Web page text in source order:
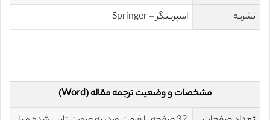
نشریه اسپرینگر – Springer
مشخصات و وضعیت ترجمه مقاله (Word)